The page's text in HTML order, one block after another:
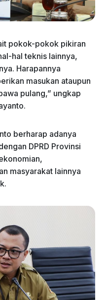
pokok-pokok pikiran
hal teknis lainnya,
Harapannya
masukan ataupun
pulang,” ungkap
berharap adanya
DPRD Provinsi
masyarakat lainnya